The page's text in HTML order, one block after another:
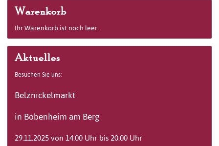
Warenkorb
Ihr Warenkorb ist noch leer.
Aktuelles
Besuchen Sie uns:
Belznickelmarkt
in Bobenheim am Berg
29.11.2025 von 14:00 Uhr bis 20:00 Uhr